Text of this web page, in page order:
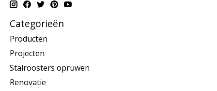
Categorieën
Producten
Projecten
Stalroosters opruwen
Renovatie